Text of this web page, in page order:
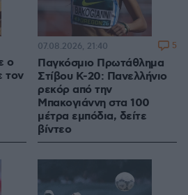
ο
τον
Παγκόσμιο Πρωτάθλημα
Στίβου Κ-20: Πανελλήνιο
ρεκόρ από την
Μπακογιάννη στα 100
μέτρα εμπόδια, δείτε
βίντεο
07.08.2026, 21:40 5